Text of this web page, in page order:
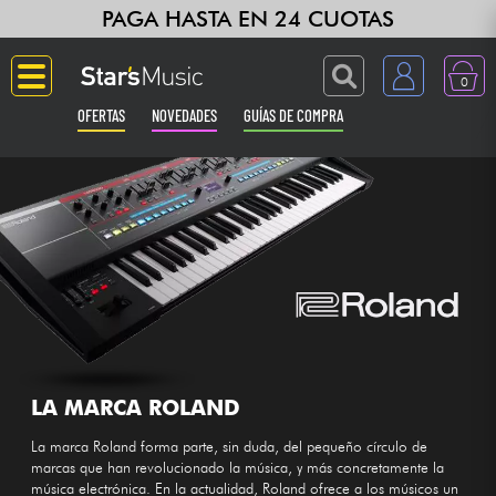
PAGA HASTA EN 24 CUOTAS
0
OFERTAS NOVEDADES GUÍAS DE COMPRA
Langue
Guitarras & Bajos
Ampli & Efectos
Pianos
Sintetizadores & samplers
Grabación
LA MARCA ROLAND
La marca Roland forma parte, sin duda, del pequeño círculo de
marcas que han revolucionado la música, y más concretamente la
música electrónica. En la actualidad, Roland ofrece a los músicos un